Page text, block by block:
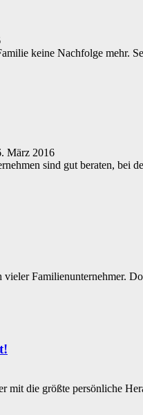
keine Nachfolge mehr.
März 2016
sind gut beraten, bei
Familienunternehmer.
die größte persönliche